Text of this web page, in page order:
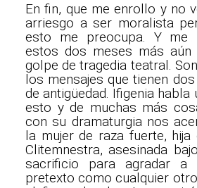
En fin, que me enrollo y no
arriesgo a ser moralista
esto me preocupa. Y me
estos dos meses más aún
golpe de tragedia teatral.
los mensajes que tienen
de antigüedad. Ifigenia
esto y de muchas más
con su dramaturgia nos
la mujer de raza fuerte, hija
Clitemnestra, asesinada
sacrificio para agradar a
pretexto como cualquier